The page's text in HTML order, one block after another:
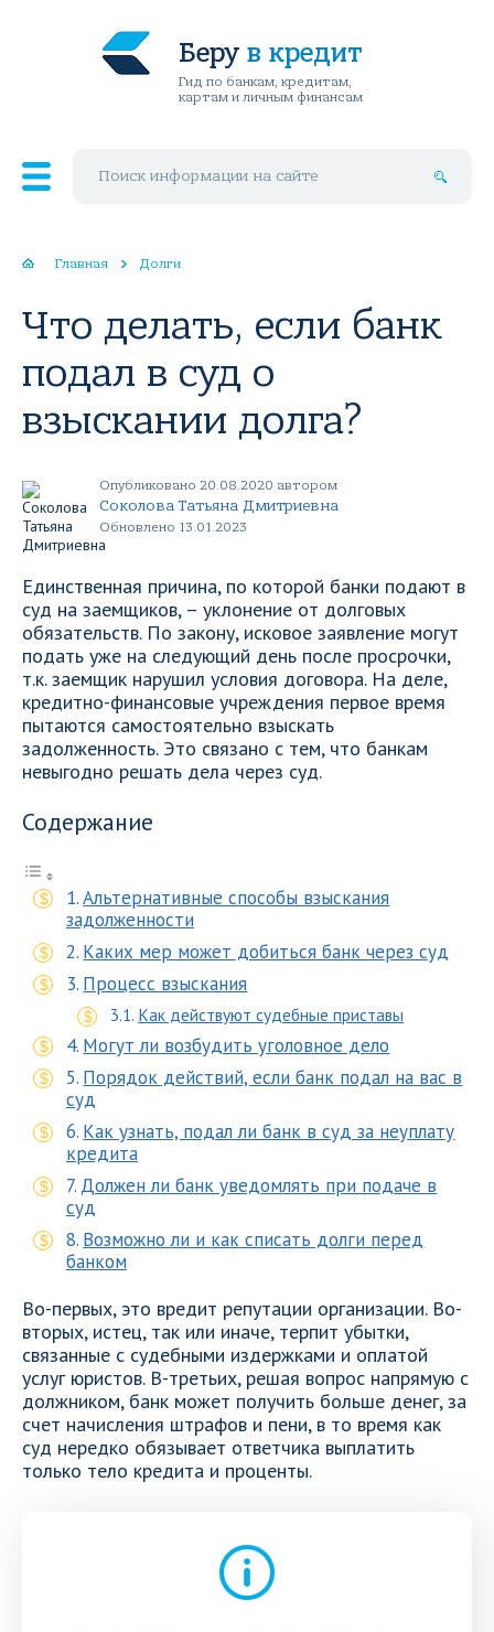
Беру в кредит
Гид по банкам, кредитам,
картам и личным финансам
Главная Долги
Что делать, если банк
подал в суд о
взыскании долга?
Опубликовано 20.08.2020 автором
Соколова Татьяна Дмитриевна
Обновлено 13.01.2023
Единственная причина, по которой банки подают в
суд на заемщиков, – уклонение от долговых
обязательств. По закону, исковое заявление могут
подать уже на следующий день после просрочки,
т.к. заемщик нарушил условия договора. На деле,
кредитно-финансовые учреждения первое время
пытаются самостоятельно взыскать
задолженность. Это связано с тем, что банкам
невыгодно решать дела через суд.
Содержание
Альтернативные способы взыскания
задолженности
Каких мер может добиться банк через суд
Процесс взыскания
Как действуют судебные приставы
Могут ли возбудить уголовное дело
Порядок действий, если банк подал на вас в
суд
Как узнать, подал ли банк в суд за неуплату
кредита
Должен ли банк уведомлять при подаче в
суд
Возможно ли и как списать долги перед
банком
Во-первых, это вредит репутации организации. Во-
вторых, истец, так или иначе, терпит убытки,
связанные с судебными издержками и оплатой
услуг юристов. В-третьих, решая вопрос напрямую с
должником, банк может получить больше денег, за
счет начисления штрафов и пени, в то время как
суд нередко обязывает ответчика выплатить
только тело кредита и проценты.